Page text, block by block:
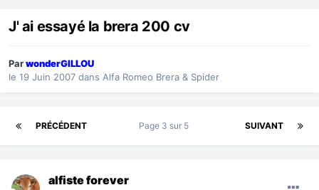
J' ai essayé la brera 200 cv
ParwonderGILLOU
le 19 Juin 2007 dans Alfa Romeo Brera & Spider
PRÉCÉDENT SUIVANT
Page 3 sur 5
alfiste forever